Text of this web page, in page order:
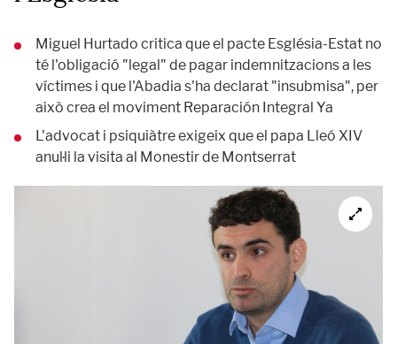
Miguel Hurtado critica que el pacte Església-Estat no
té l'obligació "legal" de pagar indemnitzacions a les
víctimes i que l'Abadia s'ha declarat "insubmisa", per
això crea el moviment Reparación Integral Ya
L'advocat i psiquiàtre exigeix que el papa Lleó XIV
anul·li la visita al Monestir de Montserrat